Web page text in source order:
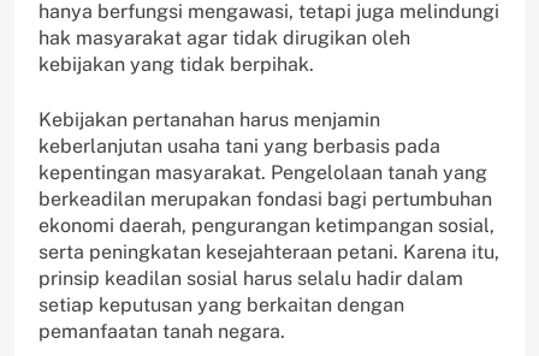
hanya berfungsi mengawasi, tetapi juga melindungi
hak masyarakat agar tidak dirugikan oleh
kebijakan yang tidak berpihak.
Kebijakan pertanahan harus menjamin
keberlanjutan usaha tani yang berbasis pada
kepentingan masyarakat. Pengelolaan tanah yang
berkeadilan merupakan fondasi bagi pertumbuhan
ekonomi daerah, pengurangan ketimpangan sosial,
serta peningkatan kesejahteraan petani. Karena itu,
prinsip keadilan sosial harus selalu hadir dalam
setiap keputusan yang berkaitan dengan
pemanfaatan tanah negara.